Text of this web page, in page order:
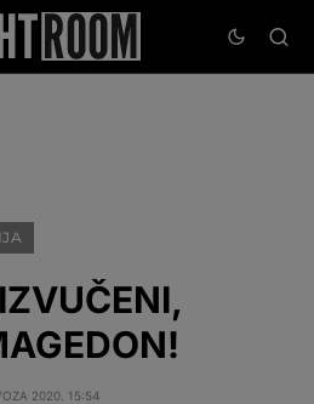
2020. 15:54